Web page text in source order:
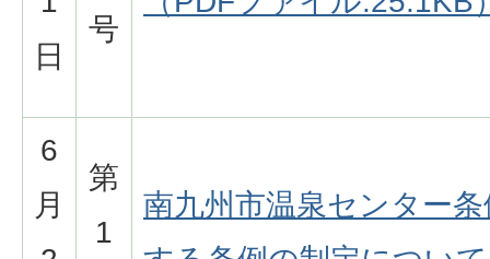
日
号
6
月
第
1
南九州市温泉センター